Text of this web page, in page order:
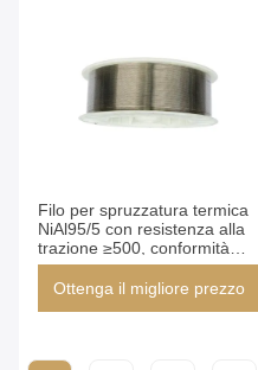
Filo per spruzzatura termica
NiAl95/5 con resistenza alla
trazione ≥500, conformità
allo standard BS EN14640 e
colore rame per
Ottenga il migliore prezzo